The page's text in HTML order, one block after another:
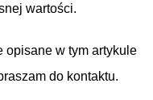
wartości.
opisane w tym artykule
do kontaktu.